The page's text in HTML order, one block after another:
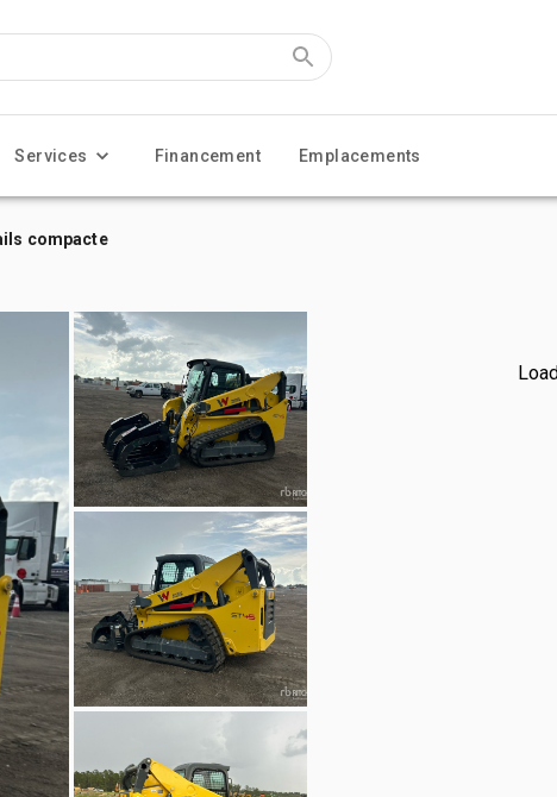
Services Financement Emplacements
compacte